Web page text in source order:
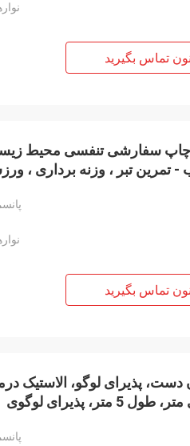
تماس بگیرید
چاپ سفارشی تنفسی محیط
تبر ، وزنه برداری ،
تماس بگیرید
پذیرای لوگو، الاستیک
کینزیولوژی، پنبه حرفه ای، عرض 15 سانتی متر، طول 5 متر، پذیرای لوگوی